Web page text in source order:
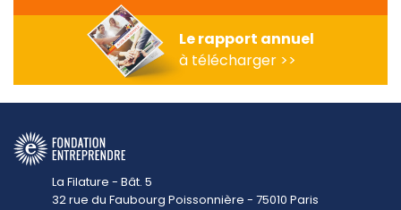
Le rapport annuel
à télécharger >>
La Filature - Bât. 5
32 rue du Faubourg Poissonnière - 75010 Paris